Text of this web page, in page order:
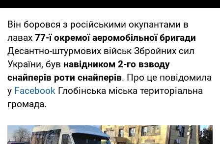
Він боровся з російськими окупантами в
лавах 77-ї окремої аеромобільної бригади
Десантно-штурмових військ Збройних сил
України, був навідником 2-го взводу
снайперів роти снайперів. Про це повідомила
у Facebook Глобінська міська територіальна
громада.